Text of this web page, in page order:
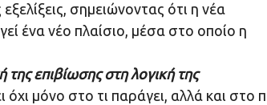
σημειώνοντας ότι η νέα
ένα νέο πλαίσιο, μέσα στο οποίο η
της επιβίωσης στη λογική της
όχι μόνο στο τι παράγει, αλλά και στο